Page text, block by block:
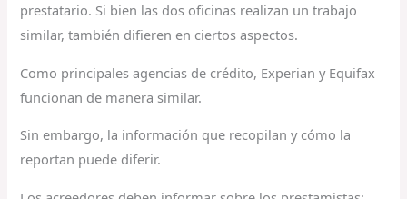
prestatario. Si bien las dos oficinas realizan un trabajo
similar, también difieren en ciertos aspectos.
Como principales agencias de crédito, Experian y Equifax
funcionan de manera similar.
Sin embargo, la información que recopilan y cómo la
reportan puede diferir.